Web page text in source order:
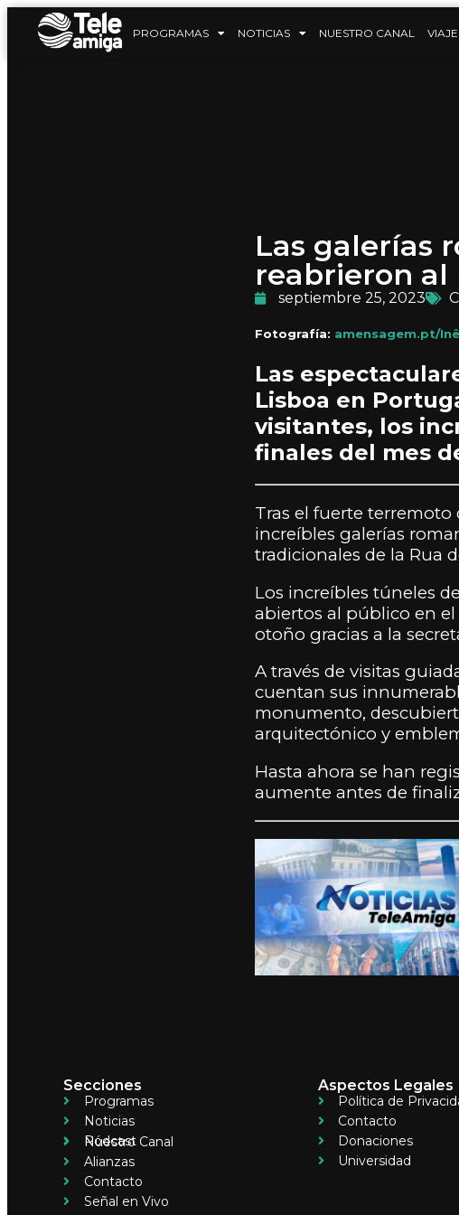
PROGRAMAS NOTICIAS NUESTRO CANAL
Las galerías
reabrieron al
septiembre 25, 2023
Fotografía: amensagem.pt/
Las
Lisboa en
visitantes, los
finales del mes
Tras el fuerte terremoto
increíbles galerías
tradicionales de la Rua
Los increíbles túneles
abiertos al público en
otoño gracias a la
A través de visitas
cuentan sus
monumento,
arquitectónico y
Hasta ahora se han
aumente antes de
Secciones
Programas
Noticias
Pódcast
Nuestro Canal
Alianzas
Contacto
Señal en Vivo
Aspectos Legales
Política de
Contacto
Donaciones
Universidad